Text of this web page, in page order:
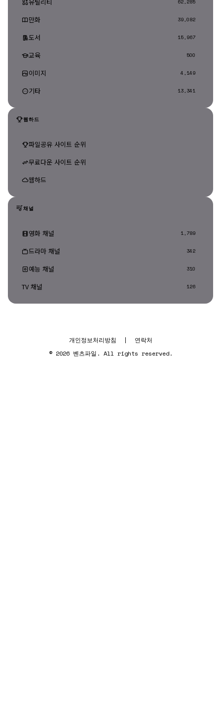
62,285
만화 39,082
도서 15,967
교육 500
이미지 4,149
기타 13,341
웹하드
파일공유 사이트 순위
무료다운 사이트 순위
웹하드
채널
영화 채널 1,789
드라마 채널 342
예능 채널 310
TV 채널 126
개인정보처리방침 |
연락처
© 2026 벤츠파일. All rights reserved.